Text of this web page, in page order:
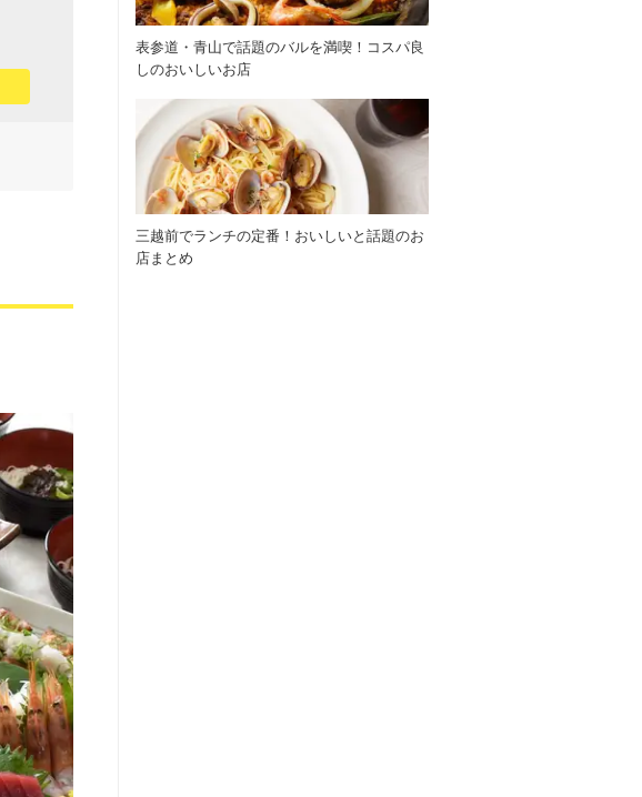
表参道・青山で話題のバルを満喫！コスパ良
しのおいしいお店
三越前でランチの定番！おいしいと話題のお
店まとめ